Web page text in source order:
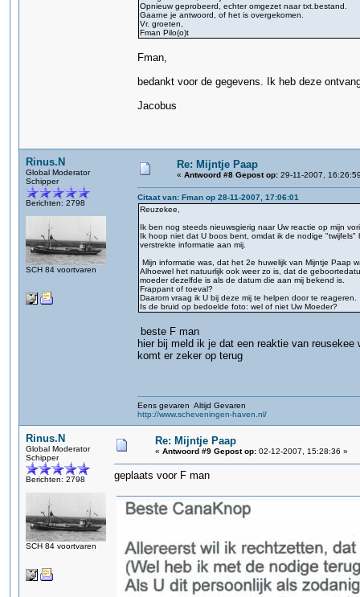
Opnieuw geprobeerd, echter omgezet naar txt.bestand.
Gaarne je antwoord, of het is overgekomen.
Vr. groeten,
Fman Pilo(o)t
Fman,
bedankt voor de gegevens. Ik heb deze
Jacobus
Rinus.N
Global Moderator
Schipper
Berichten: 2798
SCH 84 voortvaren
Re: Mijntje Paap
« Antwoord #8 Gepost op: 29-11-2007,
Citaat van: Fman op 28-11-2007, 17:06:01
Reuzekee,
Ik ben nog steeds nieuwsgierig naar Uw reactie op mijn
Ik hoop niet dat U boos bent, omdat ik de nodige "twijfels"
verstrekte informatie aan mij.
Mijn informatie was, dat het 2e huwelijk van Mijntje Paap
Alhoewel het natuurlijk ook weer zo is, dat de
moeder dezelfde is als de datum die aan mij bekend is.
Frappant of toeval?
Daarom vraag ik U bij deze mij te helpen door te reageren.
Is de bruid op bedoelde foto: wel of niet Uw Moeder?
beste F man
hier bij meld ik je dat een reaktie van
komt er zeker op terug
Eens gevaren Altijd Gevaren
http://www.scheveningen-haven.nl/
Rinus.N
Global Moderator
Schipper
Berichten: 2798
SCH 84 voortvaren
Re: Mijntje Paap
« Antwoord #9 Gepost op: 02-12-2007, 15:28:36 »
geplaats voor F man